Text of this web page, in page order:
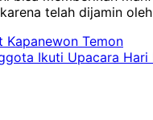
telah dijamin
Kapanewon Temon
Ikuti Upacara